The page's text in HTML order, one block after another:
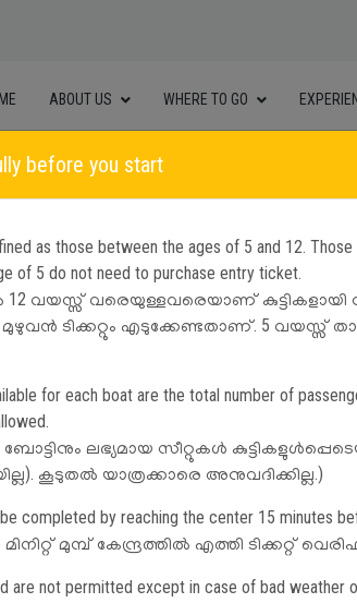
ABOUT US WHERE TO GO
VisitingDate
Cart Empty
before you start
as those between the ages of 5 and 12.
of 5 do not need to purchase entry ticket.
12 വയസ്സ് വരെയുള്ളവരെയാണ് കുട്ടികളായി
ടിക്കറ്റും എടുക്കേണ്ടതാണ്. 5 വയസ്സ്
for each boat are the total number of
ബോട്ടിനും ലഭ്യമായ സീറ്റുകൾ
കൂടുതൽ യാത്രക്കാരെ അനുവദിക്കില്ല.)
completed by reaching the center 15 minutes
മുമ്പ് കേന്ദ്രത്തിൽ എത്തി ടിക്കറ്റ്
are not permitted except in case of bad weather